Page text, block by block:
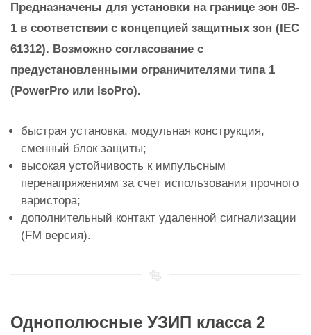
Предназначены для установки на границе зон 0B-
1 в соответствии с концепцией защитных зон (IEC
61312). Возможно согласование с
предустановленными ограничителями типа 1
(PowerPro или IsoPro).
быстрая установка, модульная конструкция,
сменный блок защиты;
высокая устойчивость к импульсным
перенапряжениям за счет использования прочного
варистора;
дополнительный контакт удаленной сигнализации
(FM версия).
Однополюсные УЗИП класса 2